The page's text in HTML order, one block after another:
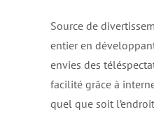
Source de
entier en
envies des
facilité grâce à
quel que soit